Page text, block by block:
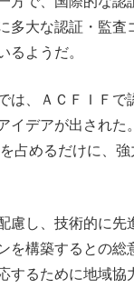
多大な認証・監
るようだ。
は、ＡＣＦＩＦで
イデアが出され
占めるだけに、
し、技術的に先
を構築するとの
するために地域協